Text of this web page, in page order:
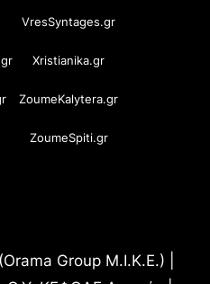
VresSyntages.gr
Xristianika.gr
ZoumeKalytera.gr
ZoumeSpiti.gr
Group Μ.Ι.Κ.Ε.) |